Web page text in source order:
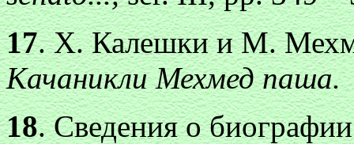
17. Х. Калешки и М.
Качаникли Мехмед паша.
18. Сведения о